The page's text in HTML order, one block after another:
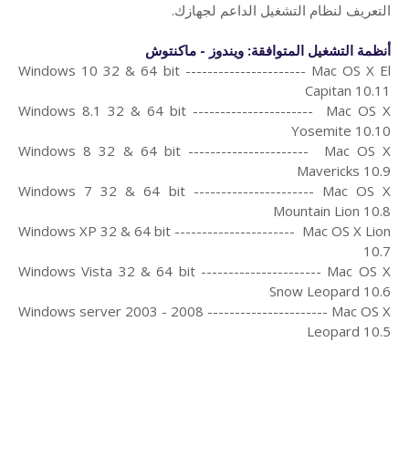
التعريف لنظام التشغيل الداعم لجهازك.
أنظمة التشغيل المتوافقة: ويندوز - ماكنتوش
Windows 10 32 & 64 bit ---------------------- Mac OS X El
Capitan 10.11
Windows 8.1 32 & 64 bit ---------------------- Mac OS X
Yosemite 10.10
Windows 8 32 & 64 bit ---------------------- Mac OS X
Mavericks 10.9
Windows 7 32 & 64 bit ---------------------- Mac OS X
Mountain Lion 10.8
Windows XP 32 & 64 bit ---------------------- Mac OS X Lion
10.7
Windows Vista 32 & 64 bit ---------------------- Mac OS X
Snow Leopard 10.6
Windows server 2003 - 2008 ---------------------- Mac OS X
Leopard 10.5